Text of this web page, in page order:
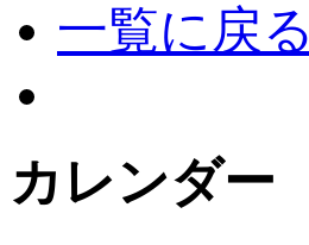
一覧に戻る
カレンダー